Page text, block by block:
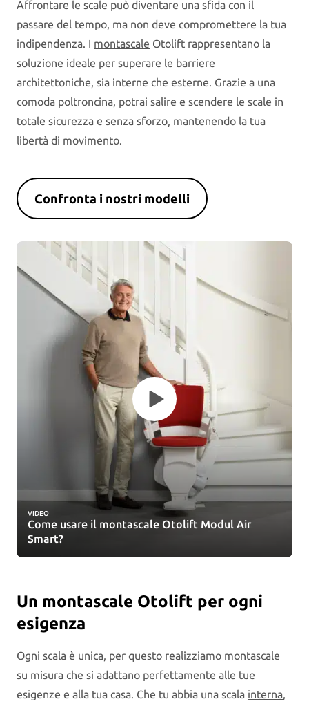
Affrontare le scale può diventare una sfida con il
passare del tempo, ma non deve compromettere la tua
indipendenza. I montascale Otolift rappresentano la
soluzione ideale per superare le barriere
architettoniche, sia interne che esterne. Grazie a una
comoda poltroncina, potrai salire e scendere le scale in
totale sicurezza e senza sforzo, mantenendo la tua
libertà di movimento.
Confronta i nostri modelli
VIDEO
Come usare il montascale Otolift Modul Air
Smart?
Un montascale Otolift per ogni
esigenza
Ogni scala è unica, per questo realizziamo montascale
su misura che si adattano perfettamente alle tue
esigenze e alla tua casa. Che tu abbia una scala interna,